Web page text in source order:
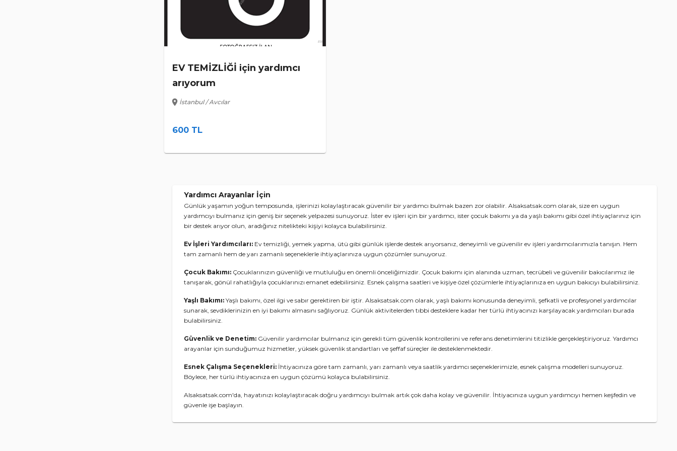
EV TEMİZLİĞİ için yardımcı
arıyorum
location_on İstanbul / Avcılar
600 TL
Yardımcı Arayanlar İçin
Günlük yaşamın yoğun temposunda, işlerinizi kolaylaştıracak güvenilir bir yardımcı bulmak bazen zor olabilir. Alsaksatsak.com olarak, size en uygun
yardımcıyı bulmanız için geniş bir seçenek yelpazesi sunuyoruz. İster ev işleri için bir yardımcı, ister çocuk bakımı ya da yaşlı bakımı gibi özel ihtiyaçlarınız için
bir destek arıyor olun, aradığınız nitelikteki kişiyi kolayca bulabilirsiniz.
Ev İşleri Yardımcıları: Ev temizliği, yemek yapma, ütü gibi günlük işlerde destek arıyorsanız, deneyimli ve güvenilir ev işleri yardımcılarımızla tanışın. Hem
tam zamanlı hem de yarı zamanlı seçeneklerle ihtiyaçlarınıza uygun çözümler sunuyoruz.
Çocuk Bakımı: Çocuklarınızın güvenliği ve mutluluğu en önemli önceliğimizdir. Çocuk bakımı için alanında uzman, tecrübeli ve güvenilir bakıcılarımız ile
tanışarak, gönül rahatlığıyla çocuklarınızı emanet edebilirsiniz. Esnek çalışma saatleri ve kişiye özel çözümlerle ihtiyaçlarınıza en uygun bakıcıyı bulabilirsiniz.
Yaşlı Bakımı: Yaşlı bakımı, özel ilgi ve sabır gerektiren bir iştir. Alsaksatsak.com olarak, yaşlı bakımı konusunda deneyimli, şefkatli ve profesyonel yardımcılar
sunarak, sevdiklerinizin en iyi bakımı almasını sağlıyoruz. Günlük aktivitelerden tıbbi desteklere kadar her türlü ihtiyacınızı karşılayacak yardımcıları burada
bulabilirsiniz.
Güvenlik ve Denetim: Güvenilir yardımcılar bulmanız için gerekli tüm güvenlik kontrollerini ve referans denetimlerini titizlikle gerçekleştiriyoruz. Yardımcı
arayanlar için sunduğumuz hizmetler, yüksek güvenlik standartları ve şeffaf süreçler ile desteklenmektedir.
Esnek Çalışma Seçenekleri: İhtiyacınıza göre tam zamanlı, yarı zamanlı veya saatlik yardımcı seçeneklerimizle, esnek çalışma modelleri sunuyoruz.
Böylece, her türlü ihtiyacınıza en uygun çözümü kolayca bulabilirsiniz.
Alsaksatsak.com'da, hayatınızı kolaylaştıracak doğru yardımcıyı bulmak artık çok daha kolay ve güvenilir. İhtiyacınıza uygun yardımcıyı hemen keşfedin ve
güvenle işe başlayın.